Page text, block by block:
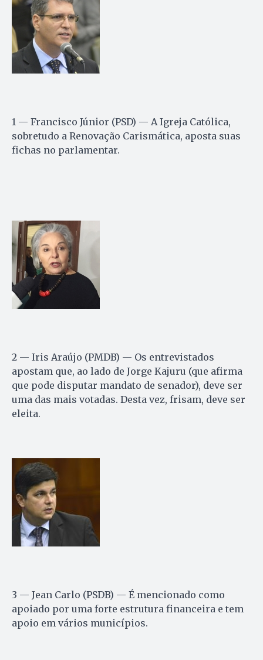
1 — Francisco Júnior (PSD) — A Igreja Católica,
sobretudo a Renovação Carismática, aposta suas
fichas no parlamentar.
2 — Iris Araújo (PMDB) — Os entrevistados
apostam que, ao lado de Jorge Kajuru (que afirma
que pode disputar mandato de senador), deve ser
uma das mais votadas. Desta vez, frisam, deve ser
eleita.
3 — Jean Carlo (PSDB) — É mencionado como
apoiado por uma forte estrutura financeira e tem
apoio em vários municípios.